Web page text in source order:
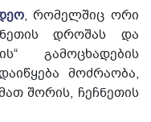
, რომელშიც ორი
დროშას და
გამოცხადების
მოძრაობა,
შორის, ჩეჩნეთის